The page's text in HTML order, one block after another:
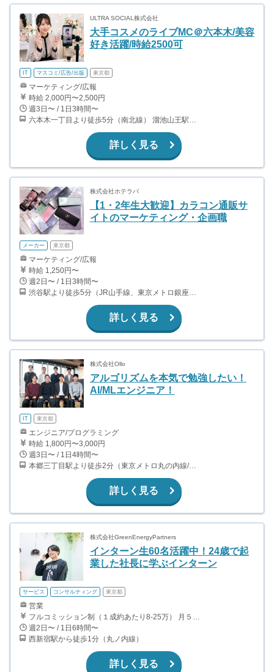
ULTRA SOCIAL株式会社
大手コスメのライブMC＠六本木/美容
好き活躍/時給2500可
IT マスコミ/広告/出版 東京都
マーケティング/広報
時給 2,000円〜2,500円
週3日〜 / 1日3時間〜
詳しく見る
株式会社ホテラバ
【1・2年生大歓迎】カラコン通販サ
イトのマーケティング・企画職
メーカー 東京都
マーケティング/広報
時給 1,250円〜
週2日〜 / 1日3時間〜
渋谷駅より徒歩5分（JR山手線、東京メトロ銀座・半蔵門・副都心線）
詳しく見る
株式会社Ollo
アルゴリズムを本気で勉強したい！
AI/MLエンジニア！
IT 東京都
エンジニア/プログラミング
時給 1,800円〜3,000円
週3日〜 / 1日4時間〜
本郷三丁目駅より徒歩2分（東京メトロ丸の内線/都営地下鉄大江戸線）
詳しく見る
株式会社GreenEnergyPartners
インターン生60名活躍中！24歳で起
業した社長に学ぶインターン
サービス コンサルティング 東京都
営業
フルコミッション制（１成約あたり8-25万） 月５０万以上稼ぐインターン生も多数います！ ■収入例 ○入社１ヶ月目（明治大学2年生） 役職：アポインター 月間１契約×８万円＝８万円 ＋交通費 ○入社３ヶ月目（東京大学２年生） 役職：アポインター（ランク：ブロンズ） 月間３契約×10万円＝30万円 ＋交通費 ○入社６ヶ月目（早稲田大学３年生） 役職：アポインター（ランク：シルバー） 月間５契約×12万円＝60万円 ＋交通費 ○入社15ヶ月目（慶應大学３年生） 役職：クローザー 月間３契約×25万＝75万円 ＋交通費
週2日〜 / 1日6時間〜
西新宿駅から徒歩1分（丸ノ内線）
詳しく見る